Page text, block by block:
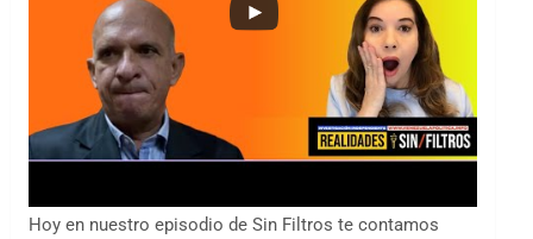
Hoy en nuestro episodio de Sin Filtros te contamos